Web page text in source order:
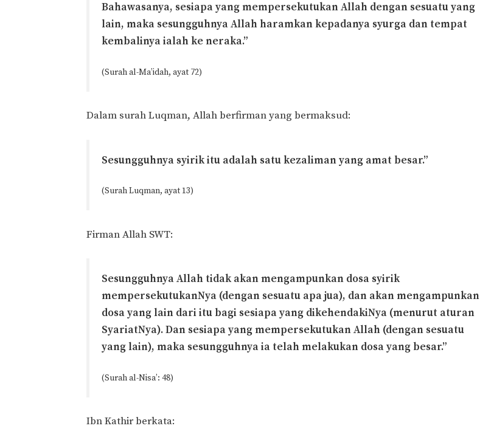
Bahawasanya, sesiapa yang mempersekutukan Allah dengan sesuatu yang
lain, maka sesungguhnya Allah haramkan kepadanya syurga dan tempat
kembalinya ialah ke neraka.”
(Surah al-Ma’idah, ayat 72)
Dalam surah Luqman, Allah berfirman yang bermaksud:
Sesungguhnya syirik itu adalah satu kezaliman yang amat besar.”
(Surah Luqman, ayat 13)
Firman Allah SWT:
Sesungguhnya Allah tidak akan mengampunkan dosa syirik
mempersekutukanNya (dengan sesuatu apa jua), dan akan mengampunkan
dosa yang lain dari itu bagi sesiapa yang dikehendakiNya (menurut aturan
SyariatNya). Dan sesiapa yang mempersekutukan Allah (dengan sesuatu
yang lain), maka sesungguhnya ia telah melakukan dosa yang besar.”
(Surah al-Nisa’: 48)
Ibn Kathir berkata: